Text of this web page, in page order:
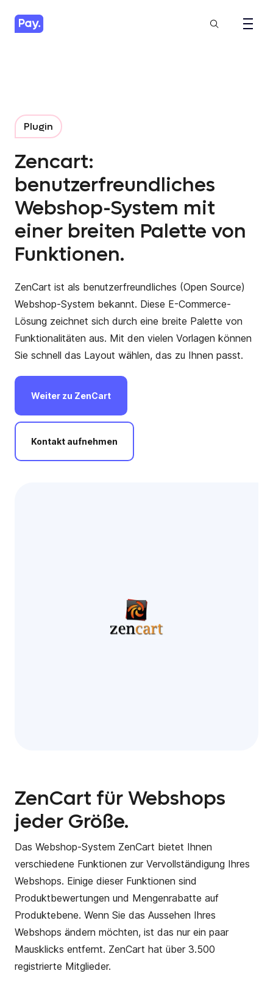
Plugin
Zencart:
benutzerfreundliches
Webshop-System mit
einer breiten Palette von
Funktionen.
ZenCart ist als benutzerfreundliches (Open Source)
Webshop-System bekannt. Diese E-Commerce-
Lösung zeichnet sich durch eine breite Palette von
Funktionalitäten aus. Mit den vielen Vorlagen können
Sie schnell das Layout wählen, das zu Ihnen passt.
Weiter zu ZenCart
Kontakt aufnehmen
ZenCart für Webshops
jeder Größe.
Das Webshop-System ZenCart bietet Ihnen
verschiedene Funktionen zur Vervollständigung Ihres
Webshops. Einige dieser Funktionen sind
Produktbewertungen und Mengenrabatte auf
Produktebene. Wenn Sie das Aussehen Ihres
Webshops ändern möchten, ist das nur ein paar
Mausklicks entfernt. ZenCart hat über 3.500
registrierte Mitglieder.